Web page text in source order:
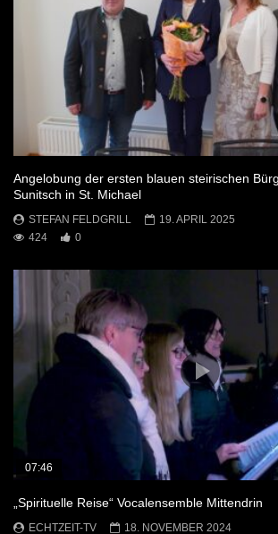
Angelobung der ersten blauen steirischen
Sunitsch in St. Michael
STEFAN FELDGRILL
19. APRIL 2025
424
0
07:46
„Spirituelle Reise“ Vocalensemble Mittendrin
ECHTZEIT-TV
18. NOVEMBER 2024